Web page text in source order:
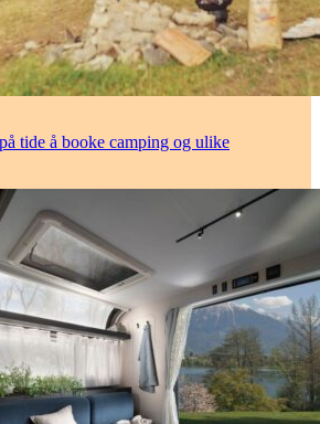
tide å booke camping og ulike